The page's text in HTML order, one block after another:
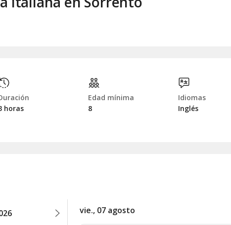
horas
Edad mínima
8
Idiomas
Inglés
vie., 07 agosto